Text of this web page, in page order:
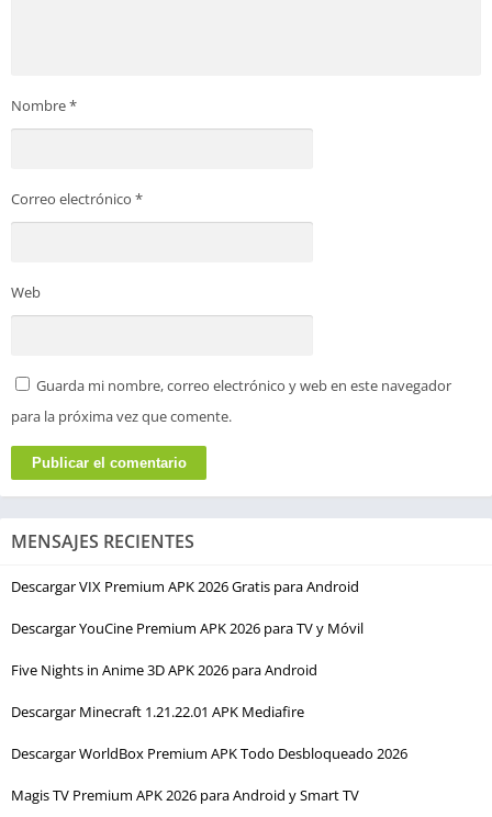
Nombre*
Correo electrónico *
Web
Guarda mi nombre, correo electrónico y web en este navegador
para la próxima vez que comente.
MENSAJES RECIENTES
Descargar VIX Premium APK 2026 Gratis para Android
Descargar YouCine Premium APK 2026 para TV y Móvil
Five Nights in Anime 3D APK 2026 para Android
Descargar Minecraft 1.21.22.01 APK Mediafire
Descargar WorldBox Premium APK Todo Desbloqueado 2026
Magis TV Premium APK 2026 para Android y Smart TV